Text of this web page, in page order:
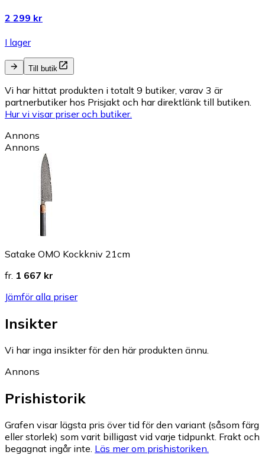
2 299 kr
I lager
Till butik
Vi har hittat produkten i totalt 9 butiker, varav 3 är
partnerbutiker hos Prisjakt och har direktlänk till butiken.
Hur vi visar priser och butiker.
Annons
Annons
Satake OMO Kockkniv 21cm
fr. 1 667 kr
Jämför alla priser
Insikter
Vi har inga insikter för den här produkten ännu.
Annons
Prishistorik
Grafen visar lägsta pris över tid för den variant (såsom färg
eller storlek) som varit billigast vid varje tidpunkt. Frakt och
begagnat ingår inte. Läs mer om prishistoriken.